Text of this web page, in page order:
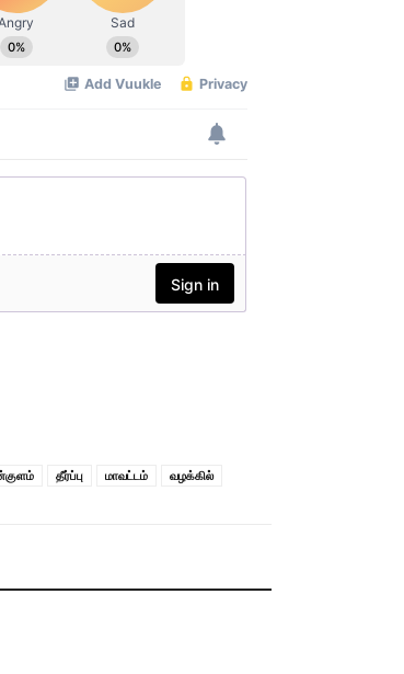
தீர்ப்பு மாவட்டம் வழக்கில்